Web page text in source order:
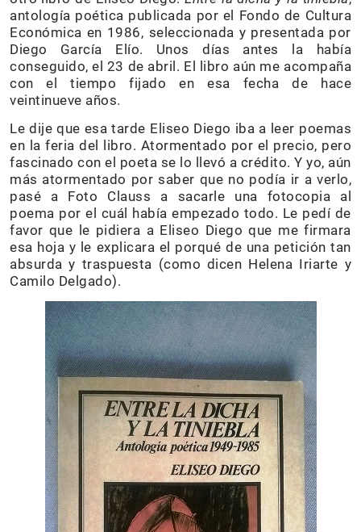
antología poética publicada por el Fondo de Cultura
Económica en 1986, seleccionada y presentada por
Diego García Elío. Unos días antes la había
conseguido, el 23 de abril. El libro aún me acompaña
con el tiempo fijado en esa fecha de hace
veintinueve años.
Le dije que esa tarde Eliseo Diego iba a leer poemas
en la feria del libro. Atormentado por el precio, pero
fascinado con el poeta se lo llevó a crédito. Y yo, aún
más atormentado por saber que no podía ir a verlo,
pasé a Foto Clauss a sacarle una fotocopia al
poema por el cuál había empezado todo. Le pedí de
favor que le pidiera a Eliseo Diego que me firmara
esa hoja y le explicara el porqué de una petición tan
absurda y traspuesta (como dicen Helena Iriarte y
Camilo Delgado).